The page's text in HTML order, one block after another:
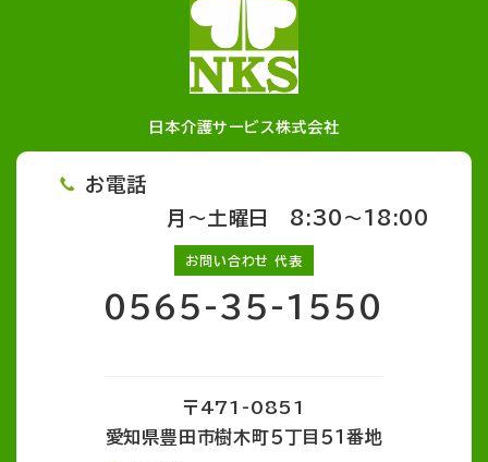
日本介護サービス株式会社
お電話
月～土曜日 8:30～18:00
お問い合わせ 代表
0565-35-1550
〒471-0851
愛知県豊田市樹木町５丁目５１番地